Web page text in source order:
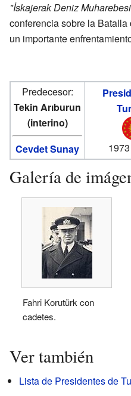
"İskajerak Deniz
conferencia sobre la
un importante
Predecesor:
Tekin Arıburun
(interino)
Cevdet Sunay
Galería de
Fahri Korutürk con
cadetes.
Ver también
Lista de Presidentes de